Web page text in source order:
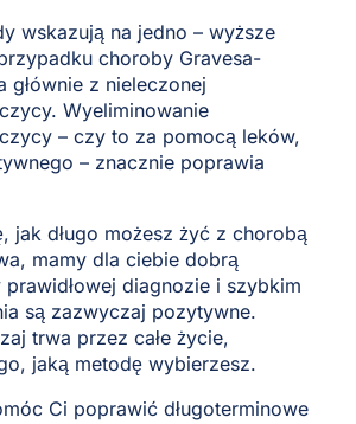
wskazują na jedno – wyższe
choroby Gravesa-
głównie z nieleczonej
Wyeliminowanie
– czy to za pomocą leków,
– znacznie poprawia
jak długo możesz żyć z chorobą
mamy dla ciebie dobrą
diagnozie i szybkim
są zazwyczaj pozytywne.
trwa przez całe życie,
jaką metodę wybierzesz.
Ci poprawić długoterminowe